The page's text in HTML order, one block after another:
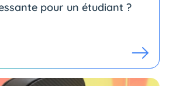
pour un étudiant ?